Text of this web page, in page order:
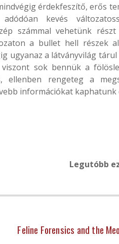
érdekfeszítő, erős
adódóan kevés
számmal vehetünk
a bullet hell részek
ugyanaz a látványvilág
viszont sok bennük a
ellenben rengeteg a
információkat
Legutóbb
Feline Forensics and the